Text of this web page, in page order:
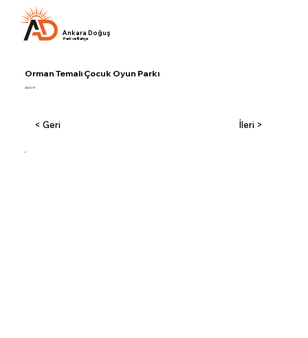
Ankara Doğuş
Park ve Bahçe
Orman Temalı Çocuk Oyun Parkı
ADO-17
< Geri İleri >